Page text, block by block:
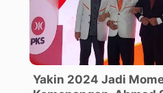
Yakin 2024 Jadi